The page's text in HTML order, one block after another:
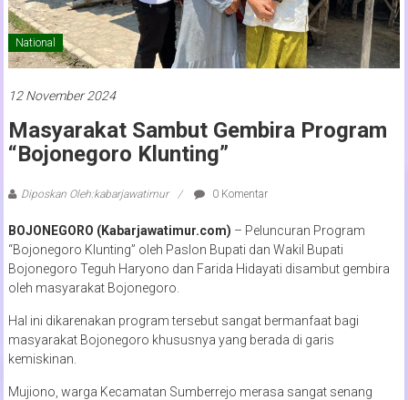
National
12 November 2024
Masyarakat Sambut Gembira Program
“Bojonegoro Klunting”
Diposkan Oleh:kabarjawatimur 0 Komentar
BOJONEGORO (Kabarjawatimur.com) – Peluncuran Program
“Bojonegoro Klunting” oleh Paslon Bupati dan Wakil Bupati
Bojonegoro Teguh Haryono dan Farida Hidayati disambut gembira
oleh masyarakat Bojonegoro.
Hal ini dikarenakan program tersebut sangat bermanfaat bagi
masyarakat Bojonegoro khususnya yang berada di garis
kemiskinan.
Mujiono, warga Kecamatan Sumberrejo merasa sangat senang